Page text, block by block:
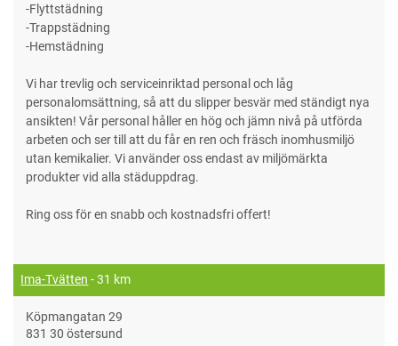
-Flyttstädning
-Trappstädning
-Hemstädning
Vi har trevlig och serviceinriktad personal och låg
personalomsättning, så att du slipper besvär med ständigt nya
ansikten! Vår personal håller en hög och jämn nivå på utförda
arbeten och ser till att du får en ren och fräsch inomhusmiljö
utan kemikalier. Vi använder oss endast av miljömärkta
produkter vid alla städuppdrag.
Ring oss för en snabb och kostnadsfri offert!
Ima-Tvätten - 31 km
Köpmangatan 29
831 30 östersund